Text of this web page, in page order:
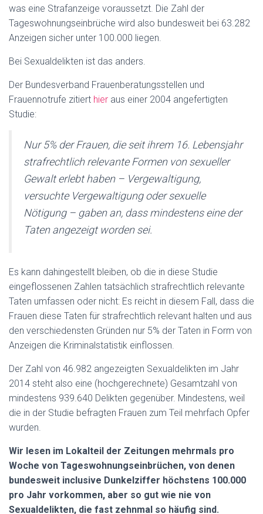
was eine Strafanzeige voraussetzt. Die Zahl der
Tageswohnungseinbrüche wird also bundesweit bei 63.282
Anzeigen sicher unter 100.000 liegen.
Bei Sexualdelikten ist das anders.
Der Bundesverband Frauenberatungsstellen und
Frauennotrufe zitiert hier aus einer 2004 angefertigten
Studie:
Nur 5% der Frauen, die seit ihrem 16. Lebensjahr
strafrechtlich relevante Formen von sexueller
Gewalt erlebt haben – Vergewaltigung,
versuchte Vergewaltigung oder sexuelle
Nötigung – gaben an, dass mindestens eine der
Taten angezeigt worden sei.
Es kann dahingestellt bleiben, ob die in diese Studie
eingeflossenen Zahlen tatsächlich strafrechtlich relevante
Taten umfassen oder nicht: Es reicht in diesem Fall, dass die
Frauen diese Taten für strafrechtlich relevant halten und aus
den verschiedensten Gründen nur 5% der Taten in Form von
Anzeigen die Kriminalstatistik einflossen.
Der Zahl von 46.982 angezeigten Sexualdelikten im Jahr
2014 steht also eine (hochgerechnete) Gesamtzahl von
mindestens 939.640 Delikten gegenüber. Mindestens, weil
die in der Studie befragten Frauen zum Teil mehrfach Opfer
wurden.
Wir lesen im Lokalteil der Zeitungen mehrmals pro
Woche von Tageswohnungseinbrüchen, von denen
bundesweit inclusive Dunkelziffer höchstens 100.000
pro Jahr vorkommen, aber so gut wie nie von
Sexualdelikten, die fast zehnmal so häufig sind.